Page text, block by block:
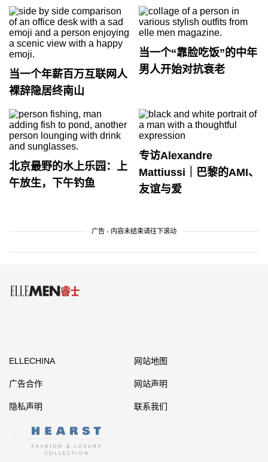
当一个年薪百万互联网人
裸辞隐居终南山
当一个“靠脸吃饭”的中年
男人开始对抗衰老
北京最野的水上乐园：上
午放生，下午钓鱼
专访Alexandre
Mattiussi｜巴黎的AMI、
友谊与爱
广告 - 内容未结束请往下滚动
ELLECHINA 网站地图
广告合作 网站声明
隐私声明 联系我们